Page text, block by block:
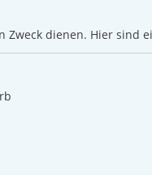
dienen. Hier sind